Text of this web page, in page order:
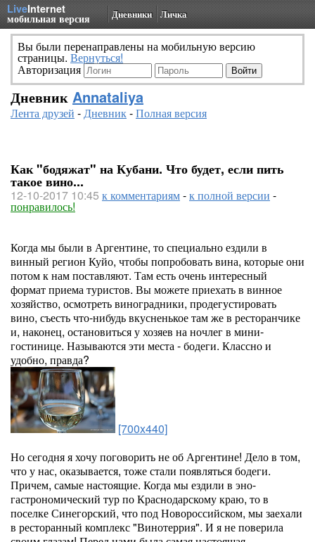
LiveInternet
мобильная версия Дневники Личка
Вы были перенаправлены на мобильную версию
страницы. Вернуться!
Авторизация
Дневник Annataliya
Лента друзей -Дневник-Полная версия
Как "бодяжат" на Кубани. Что будет, если пить
такое вино...
12-10-2017 10:45 к комментариям-к полной версии -
понравилось!
Когда мы были в Аргентине, то специально ездили в
винный регион Куйо, чтобы попробовать вина, которые они
потом к нам поставляют. Там есть очень интересный
формат приема туристов. Вы можете приехать в винное
хозяйство, осмотреть виноградники, продегустировать
вино, съесть что-нибудь вкусненькое там же в ресторанчике
и, наконец, остановиться у хозяев на ночлег в мини-
гостинице. Называются эти места - бодеги. Классно и
удобно, правда?
[700x440]
Но сегодня я хочу поговорить не об Аргентине! Дело в том,
что у нас, оказывается, тоже стали появляться бодеги.
Причем, самые настоящие. Когда мы ездили в эно-
гастрономический тур по Краснодарскому краю, то в
поселке Синегорский, что под Новороссийском, мы заехали
в ресторанный комплекс "Винотеррия". И я не поверила